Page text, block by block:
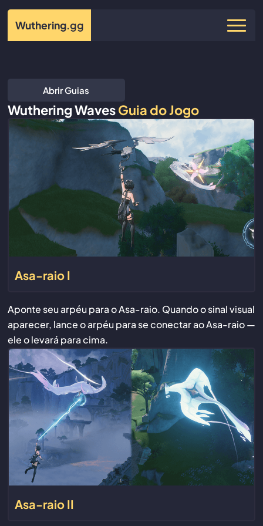
Wuthering.gg
Abrir Guias
Wuthering WavesGuia do Jogo
Asa-raio I
Aponte seu arpéu para o Asa-raio. Quando o sinal visual
aparecer, lance o arpéu para se conectar ao Asa-raio —
ele o levará para cima.
Asa-raio II